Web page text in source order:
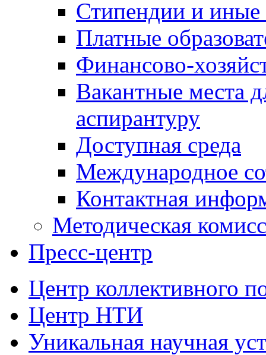
Стипендии и иные
Платные
Финансово-
Вакантные места
аспирантуру
Доступная среда
Международное
Контактная
Методическая
Пресс-центр
Центр коллективного
Центр НТИ
Уникальная научная